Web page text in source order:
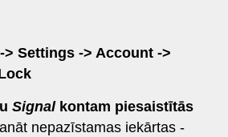
Settings -> Account ->
Signalkontam piesaistītās
nepazīstamas iekārtas -